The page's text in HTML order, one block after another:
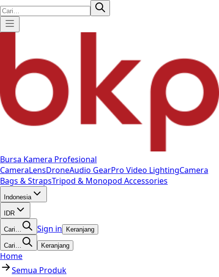
Bursa Kamera Profesional
CameraLensDroneAudio GearPro Video LightingCamera
Bags & StrapsTripod & Monopod Accessories
Indonesia
IDR
Cari… Sign in Keranjang
Cari… Keranjang
Home
Semua Produk